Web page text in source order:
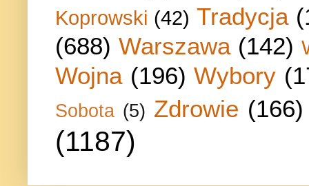
Koprowski (42) Tradycja
(688) Warszawa (142)
Wojna (196) Wybory
Sobota (5) Zdrowie (166)
(1187)